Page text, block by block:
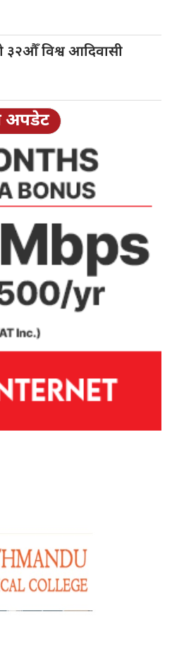
३२औँ विश्व आदिवासी
अपडेट